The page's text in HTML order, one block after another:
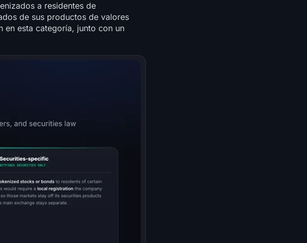
a residentes de
de sus productos de valores
en esta categoría, junto con un